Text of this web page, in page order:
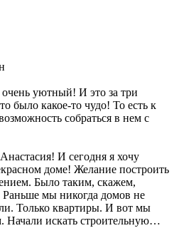
уютный! И это за три
было какое-то чудо! То есть к
собраться в нем с
И сегодня я хочу
доме! Желание построить
Было таким, скажем,
мы никогда домов не
Только квартиры. И вот мы
Начали искать строительную…